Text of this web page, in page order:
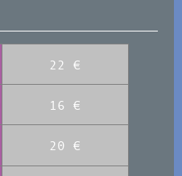
22 €
16 €
20 €